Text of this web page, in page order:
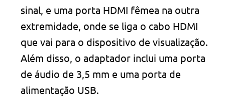
sinal, e uma porta HDMI fêmea na outra
extremidade, onde se liga o cabo HDMI
que vai para o dispositivo de visualização.
Além disso, o adaptador inclui uma porta
de áudio de 3,5 mm e uma porta de
alimentação USB.